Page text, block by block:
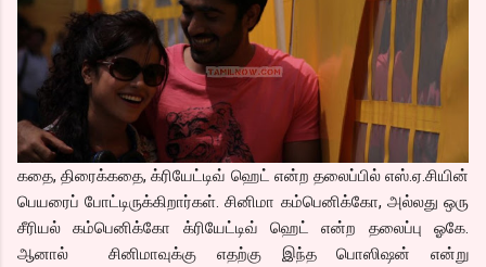
கதை, திரைக்கதை, க்ரியேட்டிவ் ஹெட் என்ற தலைப்பில் எஸ்.ஏ.சியின்
பெயரைப் போட்டிருக்கிறார்கள். சினிமா கம்பெனிக்கோ, அல்லது ஒரு
சீரியல் கம்பெனிக்கோ க்ரியேட்டிவ் ஹெட் என்ற தலைப்பு ஓகே.
ஆனால் சினிமாவுக்கு எதற்கு இந்த பொஸிஷன் என்று